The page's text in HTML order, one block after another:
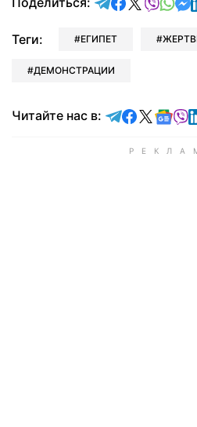
Теги: ЕГИПЕТ
ДЕМОНСТРАЦИИ
Читайте нас в: Читайте в
Читайте